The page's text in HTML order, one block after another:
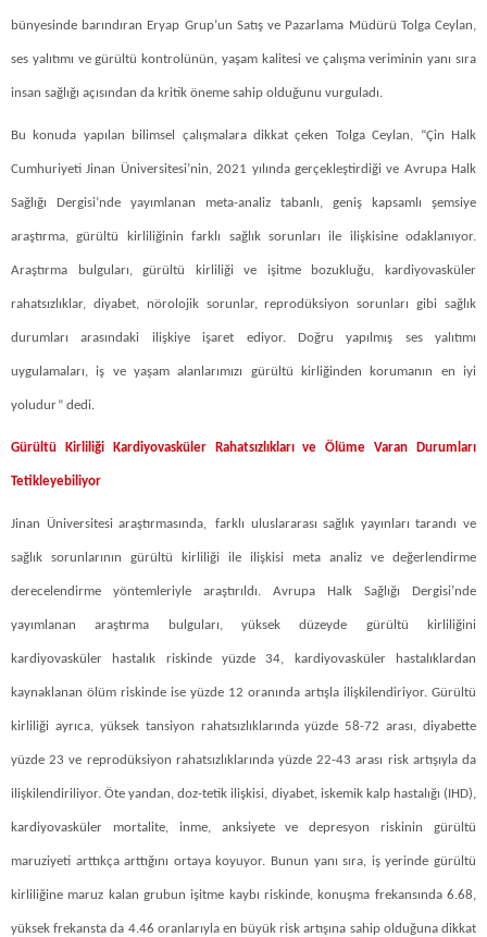
bünyesinde barındıran Eryap Grup’un Satış ve Pazarlama Müdürü Tolga Ceylan,
ses yalıtımı ve gürültü kontrolünün, yaşam kalitesi ve çalışma veriminin yanı sıra
insan sağlığı açısından da kritik öneme sahip olduğunu vurguladı.
Bu konuda yapılan bilimsel çalışmalara dikkat çeken Tolga Ceylan, “Çin Halk
Cumhuriyeti Jinan Üniversitesi’nin, 2021 yılında gerçekleştirdiği ve Avrupa Halk
Sağlığı Dergisi’nde yayımlanan meta-analiz tabanlı, geniş kapsamlı şemsiye
araştırma, gürültü kirliliğinin farklı sağlık sorunları ile ilişkisine odaklanıyor.
Araştırma bulguları, gürültü kirliliği ve işitme bozukluğu, kardiyovasküler
rahatsızlıklar, diyabet, nörolojik sorunlar, reprodüksiyon sorunları gibi sağlık
durumları arasındaki ilişkiye işaret ediyor. Doğru yapılmış ses yalıtımı
uygulamaları, iş ve yaşam alanlarımızı gürültü kirliğinden korumanın en iyi
yoludur” dedi.
Gürültü Kirliliği Kardiyovasküler Rahatsızlıkları ve Ölüme Varan Durumları
Tetikleyebiliyor
Jinan Üniversitesi araştırmasında, farklı uluslararası sağlık yayınları tarandı ve
sağlık sorunlarının gürültü kirliliği ile ilişkisi meta analiz ve değerlendirme
derecelendirme yöntemleriyle araştırıldı. Avrupa Halk Sağlığı Dergisi’nde
yayımlanan araştırma bulguları, yüksek düzeyde gürültü kirliliğini
kardiyovasküler hastalık riskinde yüzde 34, kardiyovasküler hastalıklardan
kaynaklanan ölüm riskinde ise yüzde 12 oranında artışla ilişkilendiriyor. Gürültü
kirliliği ayrıca, yüksek tansiyon rahatsızlıklarında yüzde 58-72 arası, diyabette
yüzde 23 ve reprodüksiyon rahatsızlıklarında yüzde 22-43 arası risk artışıyla da
ilişkilendiriliyor. Öte yandan, doz-tetik ilişkisi, diyabet, iskemik kalp hastalığı (IHD),
kardiyovasküler mortalite, inme, anksiyete ve depresyon riskinin gürültü
maruziyeti arttıkça arttığını ortaya koyuyor. Bunun yanı sıra, iş yerinde gürültü
kirliliğine maruz kalan grubun işitme kaybı riskinde, konuşma frekansında 6.68,
yüksek frekansta da 4.46 oranlarıyla en büyük risk artışına sahip olduğuna dikkat